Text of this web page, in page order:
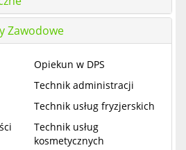
Zawodowe
Opiekun w DPS
Technik administracji
Technik usług fryzjerskich
Technik usług
kosmetycznych